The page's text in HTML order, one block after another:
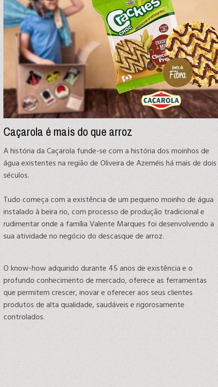
Caçarola é mais do que arroz
A história da Caçarola funde-se com a história dos moinhos de
água existentes na região de Oliveira de Azeméis há mais de dois
séculos.
Tudo começa com a existência de um pequeno moinho de água
instalado à beira rio, com processo de produção tradicional e
rudimentar onde a família Valente Marques foi desenvolvendo a
sua atividade no negócio do descasque de arroz.
O know-how adquirido durante 45 anos de existência e o
profundo conhecimento de mercado, oferece as ferramentas
que permitem crescer, inovar e oferecer aos seus clientes
produtos de alta qualidade, saudáveis e rigorosamente
controlados.